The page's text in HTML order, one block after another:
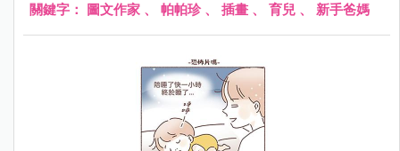
關鍵字： 圖文作家 、 帕帕珍、 插畫 、 育兒 、 新手爸媽